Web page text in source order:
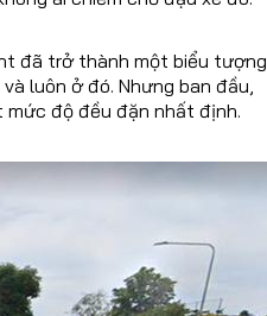
đã trở thành một biểu tượng
luôn ở đó. Nhưng ban đầu,
mức độ đều đặn nhất định.